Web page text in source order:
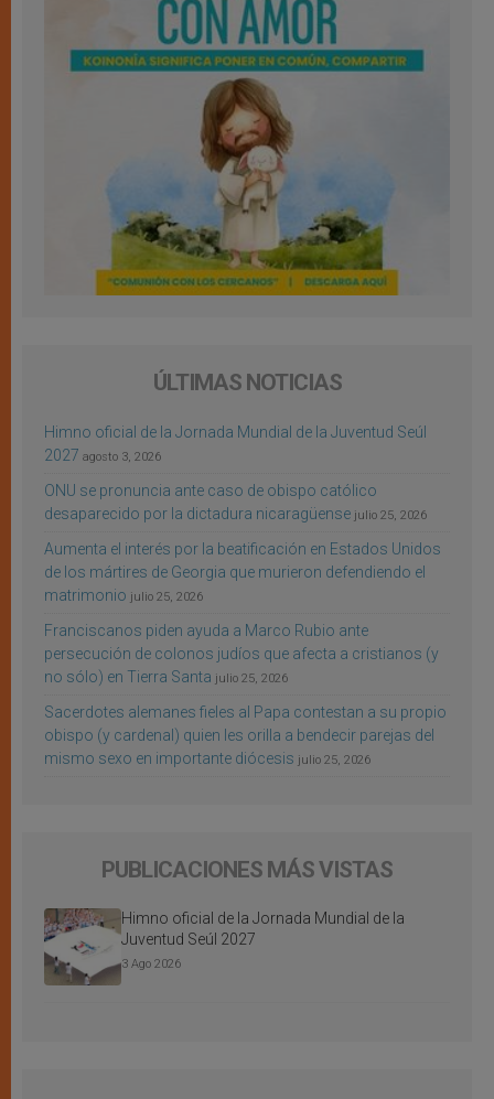
ÚLTIMAS NOTICIAS
Himno oficial de la Jornada Mundial de la Juventud Seúl
2027 agosto 3, 2026
ONU se pronuncia ante caso de obispo católico
desaparecido por la dictadura nicaragüense julio 25, 2026
Aumenta el interés por la beatificación en Estados Unidos
de los mártires de Georgia que murieron defendiendo el
matrimonio julio 25, 2026
Franciscanos piden ayuda a Marco Rubio ante
persecución de colonos judíos que afecta a cristianos (y
no sólo) en Tierra Santa julio 25, 2026
Sacerdotes alemanes fieles al Papa contestan a su propio
obispo (y cardenal) quien les orilla a bendecir parejas del
mismo sexo en importante diócesis julio 25, 2026
PUBLICACIONES MÁS VISTAS
Himno oficial de la Jornada Mundial de la
Juventud Seúl 2027
3 Ago 2026